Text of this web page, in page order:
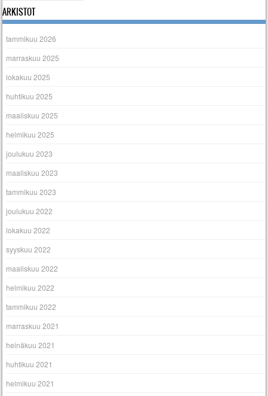
ARKISTOT
tammikuu 2026
marraskuu 2025
lokakuu 2025
huhtikuu 2025
maaliskuu 2025
helmikuu 2025
joulukuu 2023
maaliskuu 2023
tammikuu 2023
joulukuu 2022
lokakuu 2022
syyskuu 2022
maaliskuu 2022
helmikuu 2022
tammikuu 2022
marraskuu 2021
heinäkuu 2021
huhtikuu 2021
helmikuu 2021